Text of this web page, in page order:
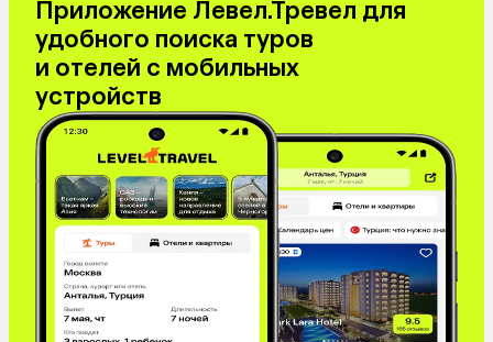
Приложение Левел.Тревел для
удобного поиска туров
и отелей с мобильных
устройств